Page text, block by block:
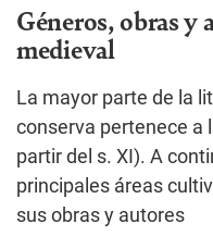
Géneros, obras y
medieval
La mayor parte de la
conserva pertenece a
partir del s. XI). A
principales áreas
sus obras y autores